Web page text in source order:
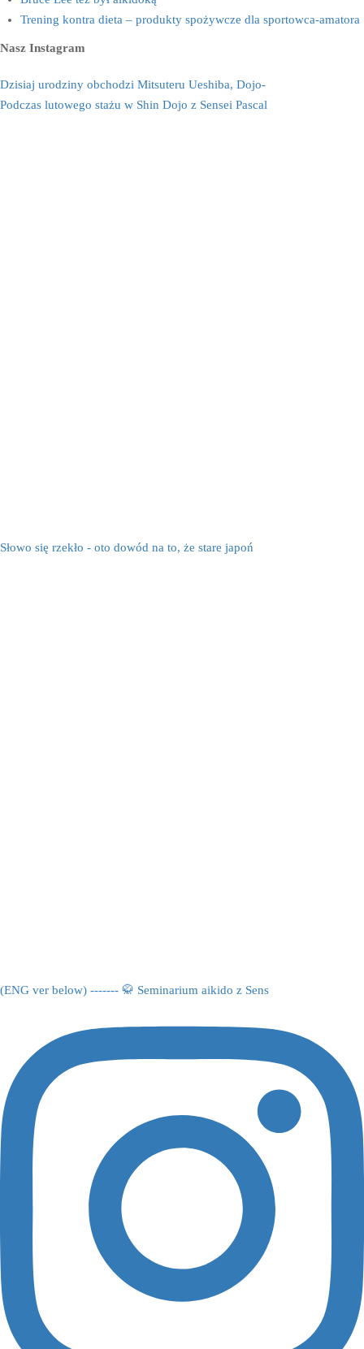
Trening kontra dieta – produkty spożywcze dla sportowca-amatora
Nasz Instagram
Dzisiaj urodziny obchodzi Mitsuteru Ueshiba, Dojo-
Podczas lutowego stażu w Shin Dojo z Sensei Pascal
Słowo się rzekło - oto dowód na to, że stare japoń
(ENG ver below) ------- 🥋 Seminarium aikido z Sens